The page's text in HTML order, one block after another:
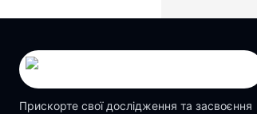
Прискорте свої дослідження та засвоєння